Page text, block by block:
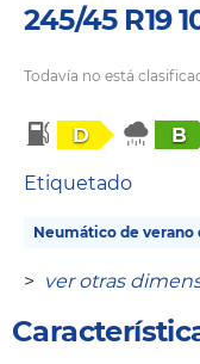
245/45 R19
Todavía no está
D B
Etiquetado
Neumático de verano
> ver otras